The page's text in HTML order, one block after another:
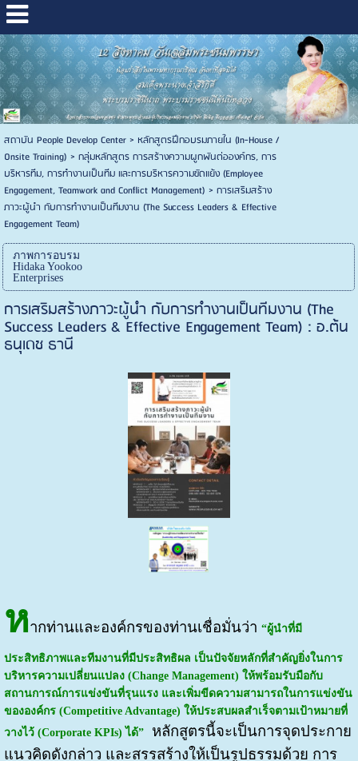
สถาบัน People Develop Center> หลักสูตรฝึกอบรมภายใน (In-House /
Onsite Training) > กลุ่มหลักสูตร การสร้างความผูกพันต่อองค์กร, การ
บริหารทีม, การทำงานเป็นทีม และการบริหารความขัดแย้ง (Employee
Engagement, Teamwork and Conflict Management) > การเสริมสร้าง
ภาวะผู้นำ กับการทำงานเป็นทีมงาน (The Success Leaders & Effective
Engagement Team)
ภาพการอบรม
Hidaka Yookoo
Enterprises
การเสริมสร้างภาวะผู้นำ กับการทำงานเป็นทีมงาน (The
Success Leaders & Effective Engagement Team) : อ.ต้น
ธนุเดช ธานี
หากท่านและองค์กรของท่านเชื่อมั่นว่า “ผู้นำที่มี
ประสิทธิภาพและทีมงานที่มีประสิทธิผล เป็นปัจจัยหลักที่สำคัญยิ่งในการ
บริหารความเปลี่ยนแปลง (Change Management) ให้พร้อมรับมือกับ
สถานการณ์การแข่งขันที่รุนแรง และเพิ่มขีดความสามารถในการแข่งขัน
ขององค์กร (Competitive Advantage) ให้ประสบผลสำเร็จตามเป้าหมายที่
วางไว้ (Corporate KPIs) ได้”หลักสูตรนี้จะเป็นการจุดประกาย
แนวคิดดังกล่าว และสรรสร้างให้เป็นรูปธรรมด้วย การ